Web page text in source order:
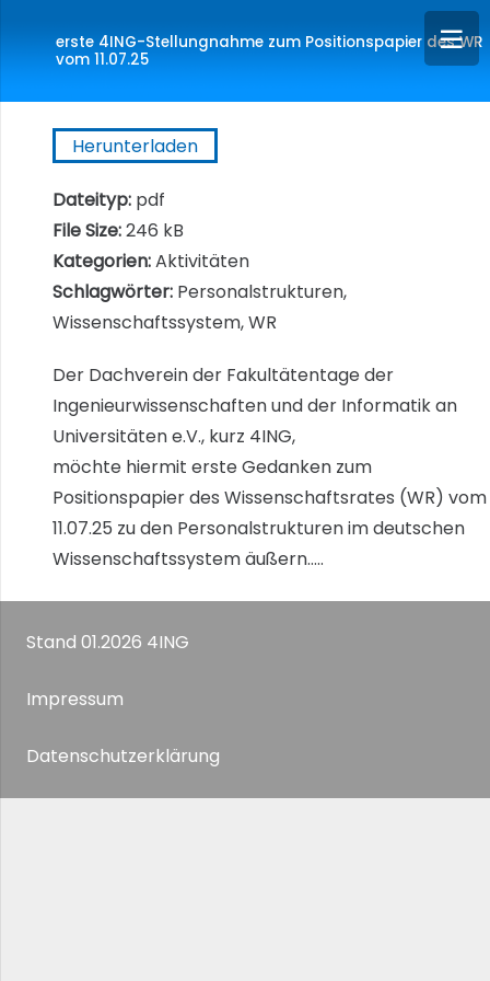
erste 4ING-Stellungnahme zum Positionspapier des WR
vom 11.07.25
Der Dachverein der Fakultätentage der
Ingenieurwissenschaften und der Informatik an
Universitäten e.V., kurz 4ING,
möchte hiermit erste Gedanken zum
Positionspapier des Wissenschaftsrates (WR) vom
11.07.25 zu den Personalstrukturen im deutschen
Wissenschaftssystem äußern…..
Herunterladen
Dateityp: pdf
File Size:246 kB
Kategorien:Aktivitäten
Schlagwörter: Personalstrukturen,
Wissenschaftssystem, WR
Stand 01.2026 4ING
Impressum
Datenschutzerklärung